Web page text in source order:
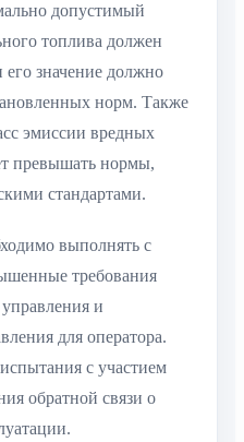
допустимый
топлива должен
его значение должно
норм. Также
эмиссии вредных
превышать нормы,
стандартами.
выполнять с
требования
и
для оператора.
с участием
обратной связи о